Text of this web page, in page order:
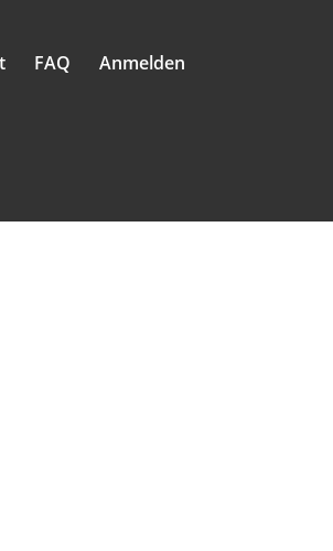
FAQ Anmelden